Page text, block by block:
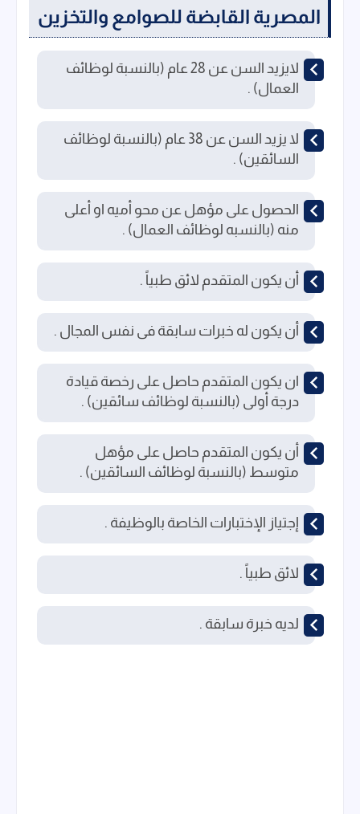
المصرية القابضة للصوامع والتخزين
لايزيد السن عن 28 عام (بالنسبة لوظائف
العمال) .
لا يزيد السن عن 38 عام (بالنسبة لوظائف
السائقين) .
الحصول على مؤهل عن محو أميه او أعلى
منه (بالنسبه لوظائف العمال) .
أن يكون المتقدم لائق طبياً .
أن يكون له خبرات سابقة فى نفس المجال .
ان يكون المتقدم حاصل على رخصة قيادة
درجة أولى (بالنسبة لوظائف سائقين) .
أن يكون المتقدم حاصل على مؤهل
متوسط (بالنسبة لوظائف السائقين) .
إجتياز الإختبارات الخاصة بالوظيفة .
لائق طبياً .
لديه خبرة سابقة .